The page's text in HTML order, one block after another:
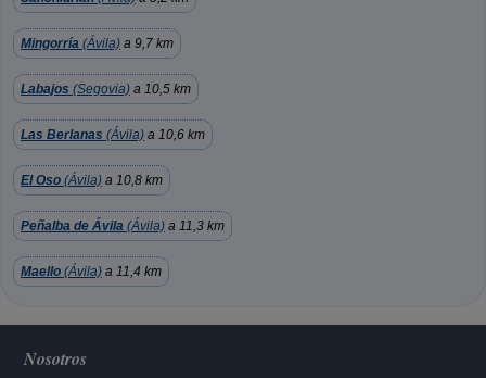
Mingorría (Ávila) a 9,7 km
Labajos (Segovia) a 10,5 km
Las Berlanas (Ávila) a 10,6 km
El Oso (Ávila) a 10,8 km
Peñalba de Ávila (Ávila) a 11,3 km
Maello (Ávila) a 11,4 km
Nosotros